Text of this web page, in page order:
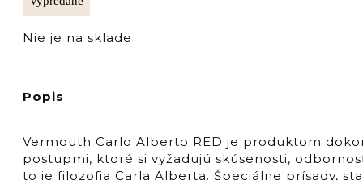
Nie je na sklade
Popis
Vermouth Carlo Alberto RED je produktom
postupmi, ktoré si vyžadujú skúsenosti,
to je filozofia Carla Alberta. Špeciálne prísady,